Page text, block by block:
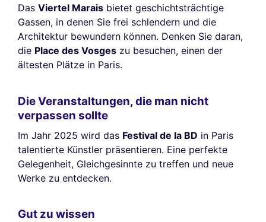
Das Viertel Marais bietet geschichtsträchtige
Gassen, in denen Sie frei schlendern und die
Architektur bewundern können. Denken Sie daran,
die Place des Vosges zu besuchen, einen der
ältesten Plätze in Paris.
Die Veranstaltungen, die man nicht
verpassen sollte
Im Jahr 2025 wird das Festival de la BD in Paris
talentierte Künstler präsentieren. Eine perfekte
Gelegenheit, Gleichgesinnte zu treffen und neue
Werke zu entdecken.
Gut zu wissen